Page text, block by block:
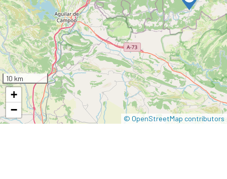
10 km
+
−
© OpenStreetMap contributors